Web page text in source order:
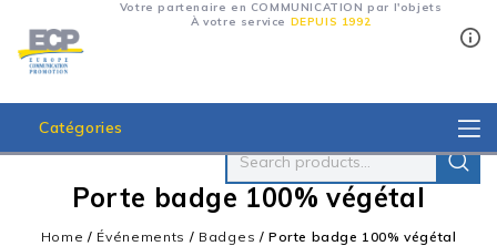
Votre partenaire en COMMUNICATION par l'objets
À votre service DEPUIS 1992
Catégories
Porte badge 100% végétal
Home / Événements / Badges /Porte badge 100% végétal